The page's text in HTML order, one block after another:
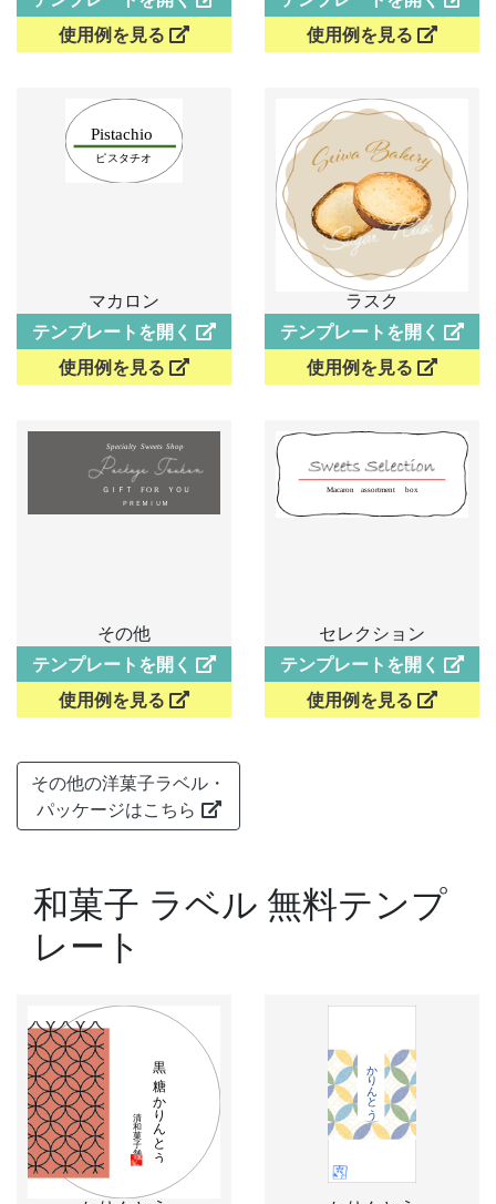
使用例を見る
使用例を見る
マカロン
テンプレートを開く
使用例を見る
ラスク
テンプレートを開く
使用例を見る
その他
テンプレートを開く
使用例を見る
セレクション
テンプレートを開く
使用例を見る
その他の洋菓子ラベル・
パッケージはこちら
和菓子 ラベル 無料テンプ
レート